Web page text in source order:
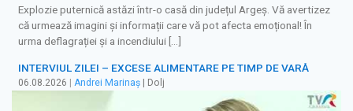
Explozie puternică astăzi într-o casă din județul Argeș. Vă avertizez
că urmează imagini și informații care vă pot afecta emoțional! În
urma deflagrației și a incendiului […]
INTERVIUL ZILEI – EXCESE ALIMENTARE PE TIMP DE VARĂ
06.08.2026 Andrei Marinaș | Dolj